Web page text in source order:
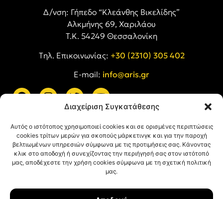
Διαχείριση Συγκατάθεσης
Αυτός ο ιστότοπος χρησιμοποιεί cookies και σε ορισμένες περιπτώσεις
cookies τρίτων μερών για σκοπούς μάρκετινγκ και για την παροχή
βελτιωμένων υπηρεσιών σύμφωνα με τις προτιμήσεις σας. Κάνοντας
κλικ στο αποδοχή ή συνεχίζοντας την περιήγησή σας στον ιστότοπό
μας, αποδέχεστε την χρήση cookies σύμφωνα με τη σχετική πολιτική
μας.
Δ/νση: Γήπεδο “Κλεάνθης Βικελίδης”
Αλκμήνης 69, Χαριλάου
Τ.Κ. 54249 Θεσσαλονίκη
Tηλ. Επικοινωνίας: +30 (2310) 305 402
E-mail: info@aris.gr